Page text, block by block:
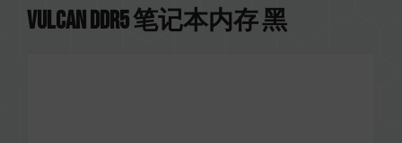
VULCAN DDR5 笔记本内存 黑